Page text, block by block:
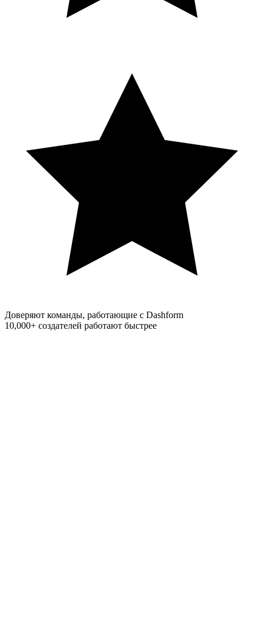
Доверяют команды, работающие с Dashform
10,000+ создателей работают быстрее